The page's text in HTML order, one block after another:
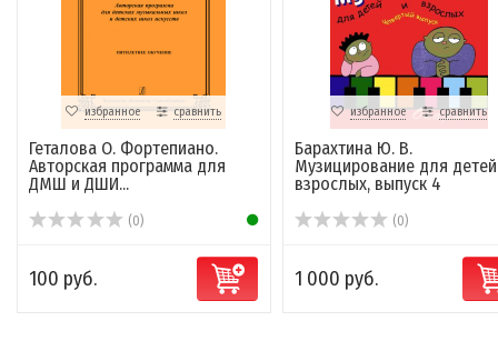
избранное сравнить
Геталова О. Фортепиано.
Авторская программа для
ДМШ и ДШИ...
(0)
100 руб.
избранное сравнить
Барахтина Ю. В.
Музицирование для
взрослых, выпуск 4
(0)
1 000 руб.